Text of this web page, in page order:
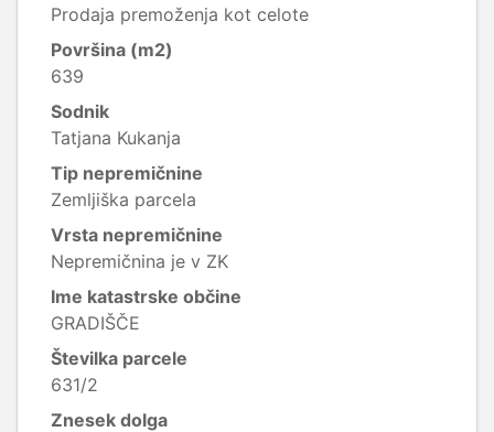
Prodaja premoženja kot celote
Površina (m2)
639
Sodnik
Tatjana Kukanja
Tip nepremičnine
Zemljiška parcela
Vrsta nepremičnine
Nepremičnina je v ZK
Ime katastrske občine
GRADIŠČE
Številka parcele
631/2
Znesek dolga